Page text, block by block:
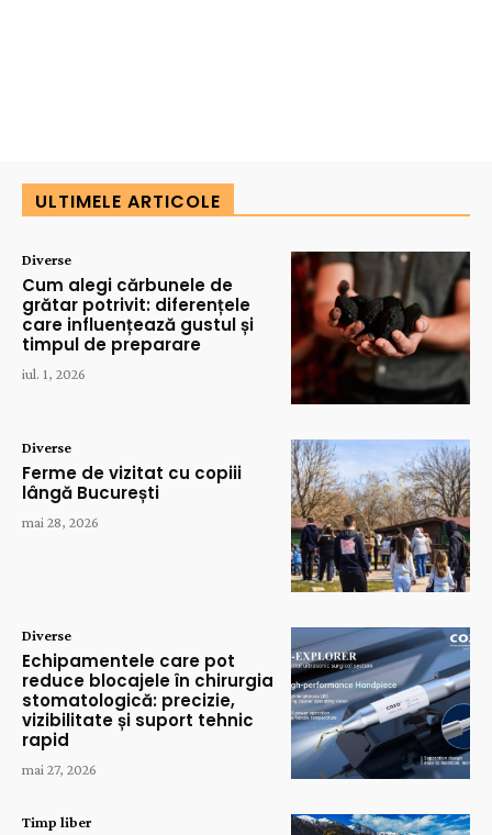
ULTIMELE ARTICOLE
Diverse
Cum alegi cărbunele de
grătar potrivit: diferențele
care influențează gustul și
timpul de preparare
iul. 1, 2026
Diverse
Ferme de vizitat cu copiii
lângă București
mai 28, 2026
Diverse
Echipamentele care pot
reduce blocajele în chirurgia
stomatologică: precizie,
vizibilitate și suport tehnic
rapid
mai 27, 2026
Timp liber